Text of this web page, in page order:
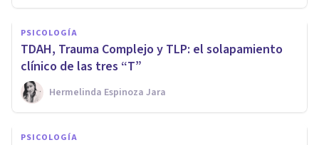
PSICOLOGÍA
TDAH, Trauma Complejo y TLP: el solapamiento
clínico de las tres “T”
Hermelinda Espinoza Jara
PSICOLOGÍA